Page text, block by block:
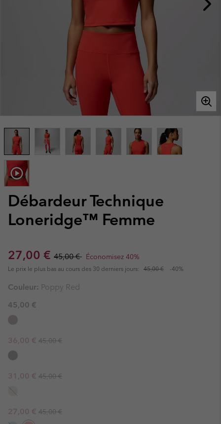
Débardeur Technique
Loneridge™ Femme
Sale price:
27,00 € Regular price:
45,00 € Économisez 40%
Le prix le plus bas au cours des 30 derniers jours: 45,00 € -40%
Couleur: Poppy Red
45,00 €
Sale price:
36,00 € Regular price:
45,00 €
Sale price:
31,00 € Regular price:
45,00 €
Sale price:
27,00 € Regular price:
45,00 €